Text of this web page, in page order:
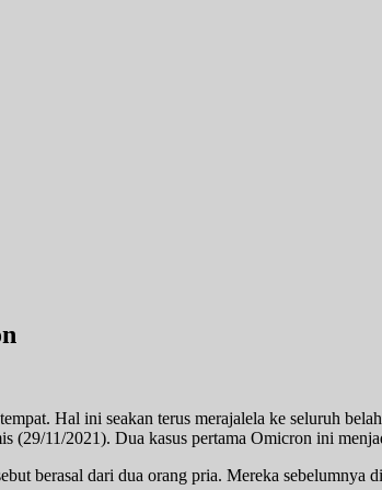
Hal ini seakan terus merajalela ke seluruh
(29/11/2021). Dua kasus pertama Omicron ini
berasal dari dua orang pria. Mereka